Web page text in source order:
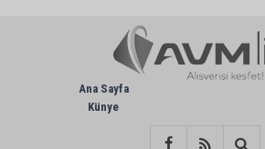
Ana Sayfa
Künye